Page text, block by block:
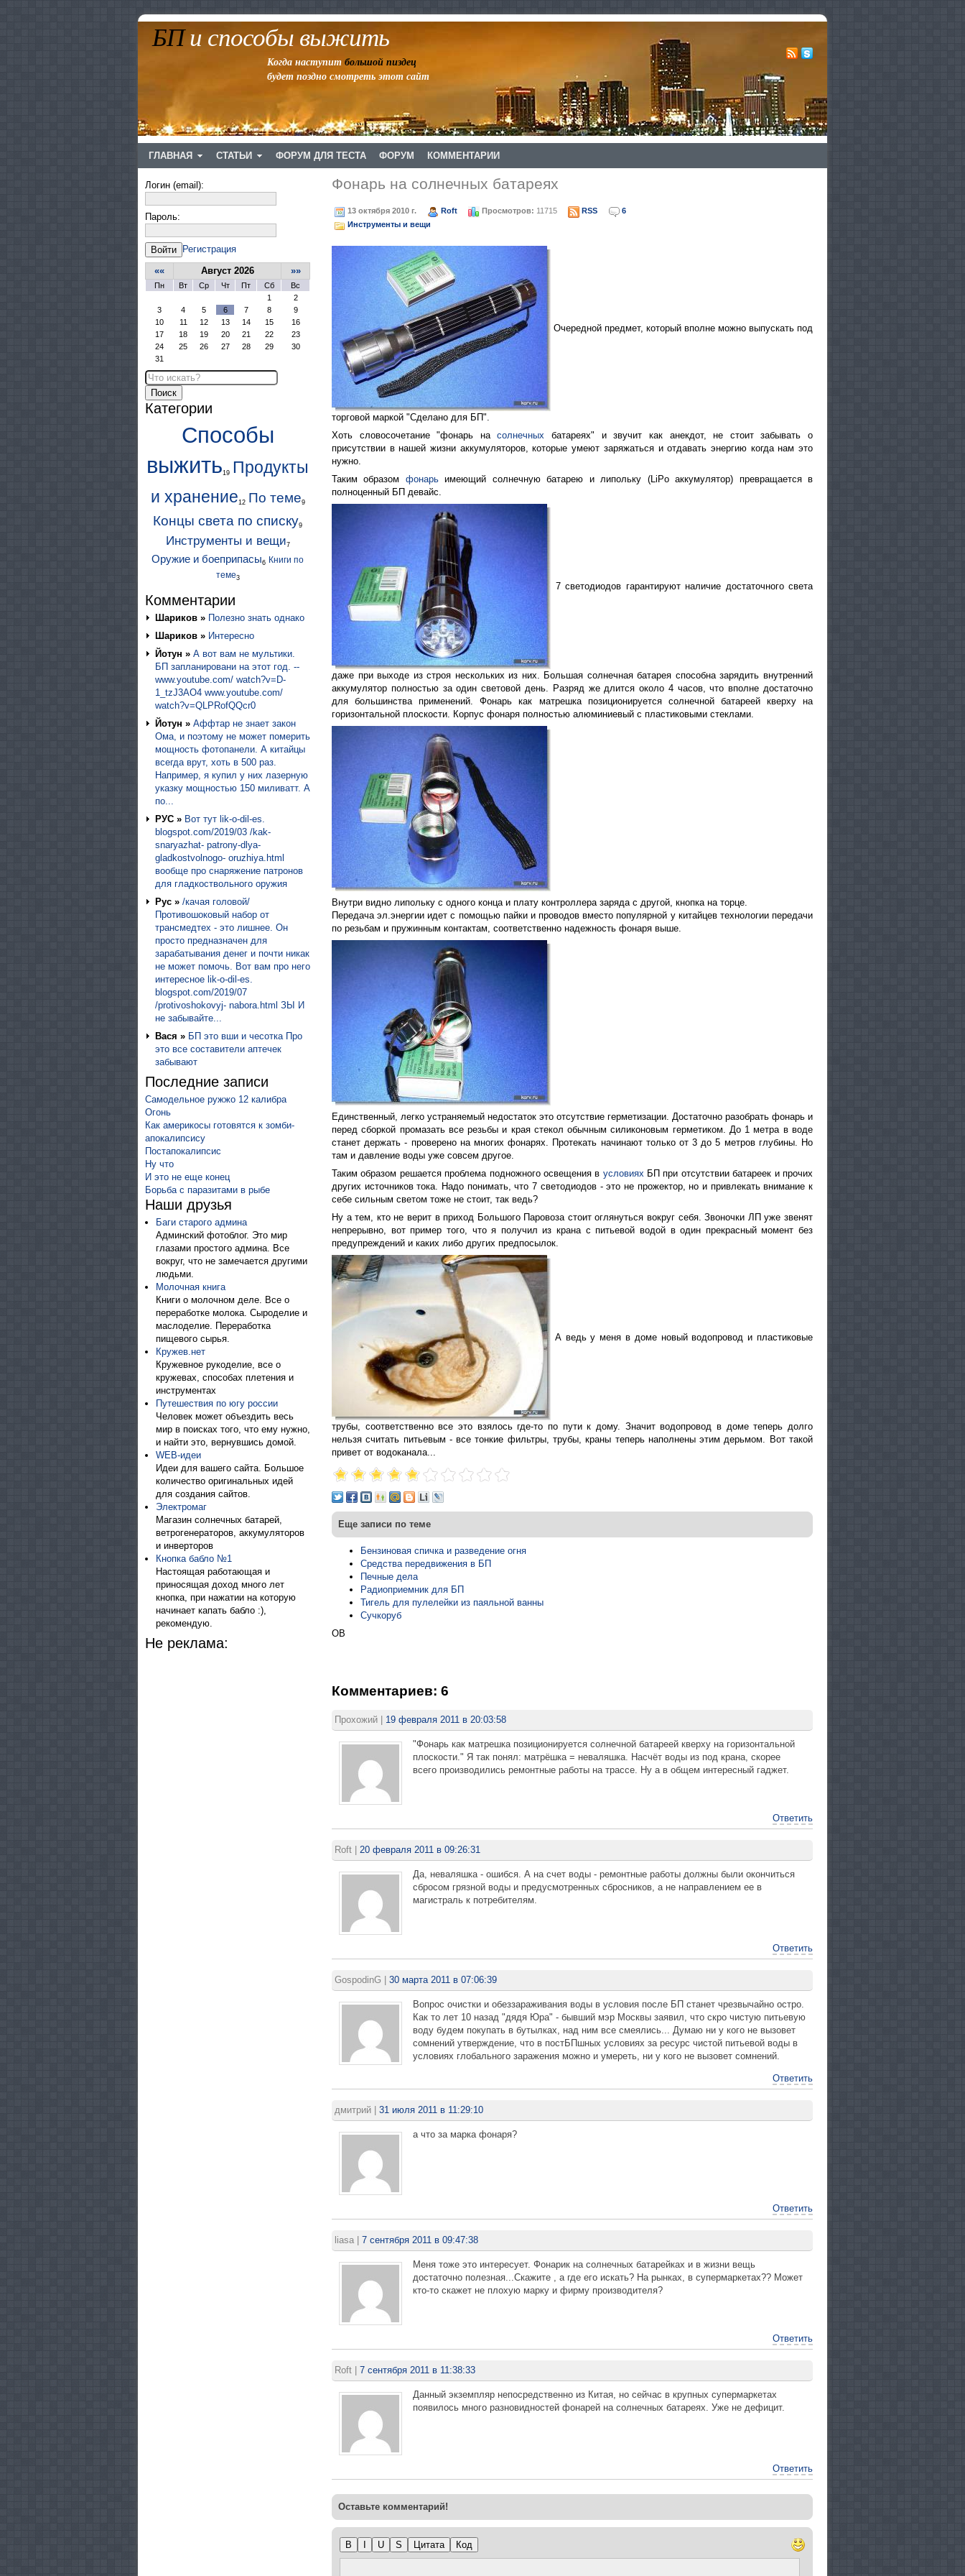
БПи способы выжить
Когда наступит большой пиздец
будет поздно смотреть этот сайт
ГЛАВНАЯ СТАТЬИ ФОРУМ ДЛЯ ТЕСТА ФОРУМ КОММЕНТАРИИ
Фонарь на солнечных батареях
13 октября 2010 г. Roft Просмотров: 11715 RSS
6
Инструменты и вещи
Очередной предмет, который вполне можно выпускать под
торговой маркой "Сделано для БП".
Хоть словосочетание "фонарь насолнечных батареях" и звучит как анекдот, не стоит забывать о
присутствии в нашей жизни аккумуляторов, которые умеют заряжаться и отдавать энергию когда нам это
нужно.
Таким образом фонарьимеющий солнечную батарею и липольку (LiPo аккумулятор) превращается в
полноценный БП девайс.
7 светодиодов гарантируют наличие достаточного света
даже при выходе из строя нескольких из них. Большая солнечная батарея способна зарядить внутренний
аккумулятор полностью за один световой день. Разряд же длится около 4 часов, что вполне достаточно
для большинства применений. Фонарь как матрешка позиционируется солнечной батареей кверху на
горизонтальной плоскости. Корпус фонаря полностью алюминиевый с пластиковыми стеклами.
Внутри видно липольку с одного конца и плату контроллера заряда с другой, кнопка на торце.
Передача эл.энергии идет с помощью пайки и проводов вместо популярной у китайцев технологии передачи
по резьбам и пружинным контактам, соответственно надежность фонаря выше.
Единственный, легко устраняемый недостаток это отсутствие герметизации. Достаточно разобрать фонарь и
перед сборкой промазать все резьбы и края стекол обычным силиконовым герметиком. До 1 метра в воде
станет держать - проверено на многих фонарях. Протекать начинают только от 3 до 5 метров глубины. Но
там и давление воды уже совсем другое.
Таким образом решается проблема подножного освещения в условиях БП при отсутствии батареек и прочих
других источников тока. Надо понимать, что 7 светодиодов - это не прожектор, но и привлекать внимание к
себе сильным светом тоже не стоит, так ведь?
Ну а тем, кто не верит в приход Большого Паровоза стоит оглянуться вокруг себя. Звоночки ЛП уже звенят
непрерывно, вот пример того, что я получил из крана с питьевой водой в один прекрасный момент без
предупреждений и каких либо других предпосылок.
А ведь у меня в доме новый водопровод и пластиковые
трубы, соответственно все это взялось где-то по пути к дому. Значит водопровод в доме теперь долго
нельзя считать питьевым - все тонкие фильтры, трубы, краны теперь наполнены этим дерьмом. Вот такой
привет от водоканала...
Еще записи по теме
Бензиновая спичка и разведение огня
Средства передвижения в БП
Печные дела
Радиоприемник для БП
Тигель для пулелейки из паяльной ванны
Сучкоруб
OB
Комментариев: 6
Прохожий 19 февраля 2011 в 20:03:58
"Фонарь как матрешка позиционируется солнечной батареей кверху на горизонтальной
плоскости." Я так понял: матрёшка = неваляшка. Насчёт воды из под крана, скорее
всего производились ремонтные работы на трассе. Ну а в общем интересный гаджет.
Ответить
Roft 20 февраля 2011 в 09:26:31
Да, неваляшка - ошибся. А на счет воды - ремонтные работы должны были окончиться
сбросом грязной воды и предусмотренных сбросников, а не направлением ее в
магистраль к потребителям.
Ответить
GospodinG 30 марта 2011 в 07:06:39
Вопрос очистки и обеззараживания воды в условия после БП станет чрезвычайно остро.
Как то лет 10 назад "дядя Юра" - бывший мэр Москвы заявил, что скро чистую питьевую
воду будем покупать в бутылках, над ним все смеялись... Думаю ни у кого не вызовет
сомнений утверждение, что в постБПшных условиях за ресурс чистой питьевой воды в
условиях глобального заражения можно и умереть, ни у кого не вызовет сомнений.
Ответить
дмитрий 31 июля 2011 в 11:29:10
а что за марка фонаря?
Ответить
liasa 7 сентября 2011 в 09:47:38
Меня тоже это интересует. Фонарик на солнечных батарейках и в жизни вещь
достаточно полезная...Скажите , а где его искать? На рынках, в супермаркетах?? Может
кто-то скажет не плохую марку и фирму производителя?
Ответить
Roft 7 сентября 2011 в 11:38:33
Данный экземпляр непосредственно из Китая, но сейчас в крупных супермаркетах
появилось много разновидностей фонарей на солнечных батареях. Уже не дефицит.
Ответить
Оставьте комментарий!
B U S Цитата Код
Логин (email):
Пароль:
Войти
Регистрация
««
Август 2026 »»
Пн Вт Ср Чт Пт Сб
Вс
1
2
3
4 5 6 7 8
9
10
11 12 13 14 15
16
17
18 19 20 21 22
23
24
25 26 27 28 29
30
31
Поиск
Категории
Способы
выжить19 Продукты
и хранение12 По теме9
Концы света по списку9
Инструменты и вещи7
Оружие и боеприпасы6 Книги по
теме3
Комментарии
Шариков » Полезно знать однако
Шариков » Интересно
Йотун » А вот вам не мультики.
БП запланировани на этот год. --
www.youtube.com/ watch?v=D-
1_tzJ3AO4 www.youtube.com/
watch?v=QLPRofQQcr0
Йотун » Аффтар не знает закон
Ома, и поэтому не может померить
мощность фотопанели. А китайцы
всегда врут, хоть в 500 раз.
Например, я купил у них лазерную
указку мощностью 150 миливатт. А
по...
РУС » Вот тут lik-o-dil-es.
blogspot.com/2019/03 /kak-
snaryazhat- patrony-dlya-
gladkostvolnogo- oruzhiya.html
вообще про снаряжение патронов
для гладкоствольного оружия
Рус » /качая головой/
Противошоковый набор от
трансмедтех - это лишнее. Он
просто предназначен для
зарабатывания денег и почти никак
не может помочь. Вот вам про него
интересное lik-o-dil-es.
blogspot.com/2019/07
/protivoshokovyj- nabora.html ЗЫ И
не забывайте...
Вася » БП это вши и чесотка Про
это все составители аптечек
забывают
Последние записи
Самодельное ружжо 12 калибра
Огонь
Как америкосы готовятся к зомби-
апокалипсису
Постапокалипсис
Ну что
И это не еще конец
Борьба с паразитами в рыбе
Наши друзья
Баги старого админа
Админский фотоблог. Это мир
глазами простого админа. Все
вокруг, что не замечается другими
людьми.
Молочная книга
Книги о молочном деле. Все о
переработке молока. Сыроделие и
маслоделие. Переработка
пищевого сырья.
Кружев.нет
Кружевное рукоделие, все о
кружевах, способах плетения и
инструментах
Путешествия по югу россии
Человек может объездить весь
мир в поисках того, что ему нужно,
и найти это, вернувшись домой.
WEB-идеи
Идеи для вашего сайта. Большое
количество оригинальных идей
для создания сайтов.
Электромаг
Магазин солнечных батарей,
ветрогенераторов, аккумуляторов
и инверторов
Кнопка бабло №1
Настоящая работающая и
приносящая доход много лет
кнопка, при нажатии на которую
начинает капать бабло :),
рекомендую.
He peклaмa: